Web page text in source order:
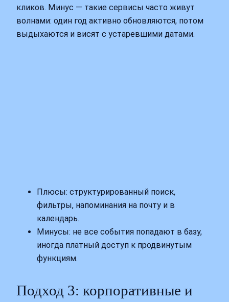
кликов. Минус — такие сервисы часто живут
волнами: один год активно обновляются, потом
выдыхаются и висят с устаревшими датами.
Плюсы: структурированный поиск,
фильтры, напоминания на почту и в
календарь.
Минусы: не все события попадают в базу,
иногда платный доступ к продвинутым
функциям.
Подход 3: корпоративные и